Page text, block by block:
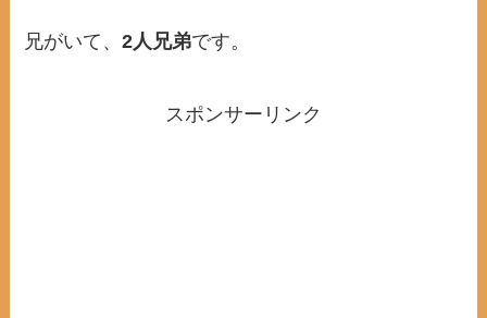
兄がいて、2人兄弟です。
スポンサーリンク